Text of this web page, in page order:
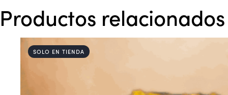
Productos relacionados
SOLO EN TIENDA